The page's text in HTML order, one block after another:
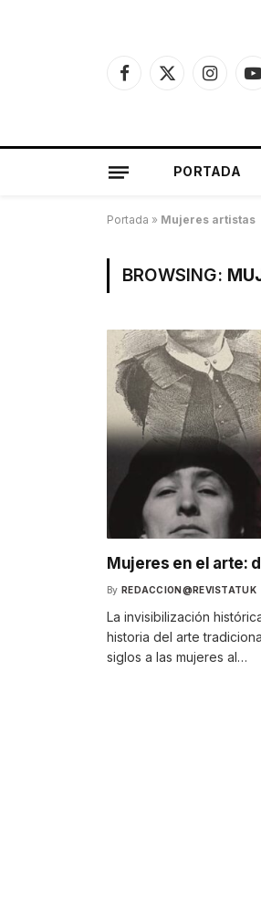
Facebook
X
Instagram
PORTADA
Portada » Mujeres artistas
BROWSING:
Mujeres en el arte:
By REDACCION@REVISTATUK
La invisibilización
historia del arte
siglos a las mujeres al…